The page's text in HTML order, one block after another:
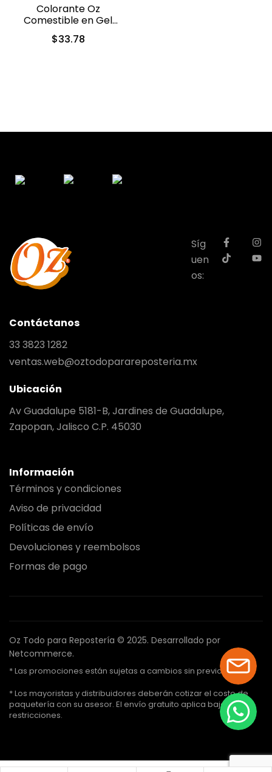
Colorante Oz
Comestible en Gel
Violeta 60ml (5312)
$33.78
Síg
uen
os:
Contáctanos
33 3823 1282
ventas.web@oztodoparareposteria.mx
Ubicación
Av Guadalupe 5181-B, Jardines de Guadalupe,
Zapopan, Jalisco C.P. 45030
Información
Términos y condiciones
Aviso de privacidad
Políticas de envío
Devoluciones y reembolsos
Formas de pago
Oz Todo para Repostería © 2025. Desarrollado por
Netcommerce.
* Las promociones están sujetas a cambios sin previo aviso.
* Los mayoristas y distribuidores deberán cotizar el costo de
paquetería con su asesor. El envío gratuito aplica bajo ciertas
restricciones.